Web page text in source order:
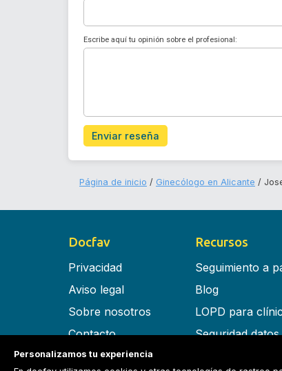
Escribe aquí tu opinión sobre el profesional:
Enviar reseña
Página de inicio Ginecólogo en Alicante
Docfav
Privacidad
Aviso legal
Sobre nosotros
Contacto
Términos y condiciones
Recursos
Seguimiento a
Blog
LOPD para
Seguridad
Personalizamos tu experiencia